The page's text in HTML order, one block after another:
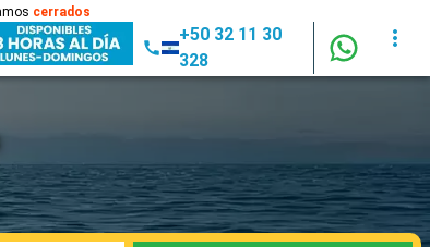
cerrados
+50 32 11 30
328